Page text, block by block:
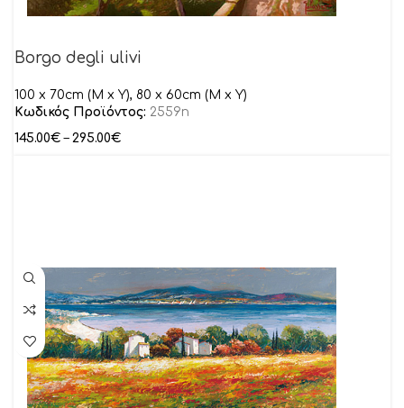
Borgo degli ulivi
100 x 70cm (M x Y), 80 x 60cm (M x Y)
Κωδικός Προϊόντος: 2559n
145.00€ – 295.00€